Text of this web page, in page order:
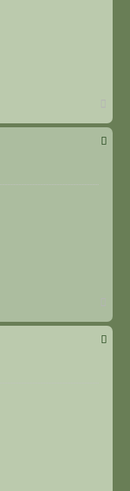
g
ó
g
ó